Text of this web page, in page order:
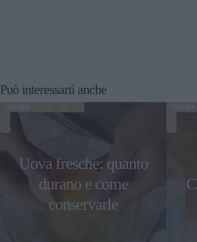
Può interessarti anche
CUCINA
Uova fresche: quanto
durano e come
conservarle
CUCINA